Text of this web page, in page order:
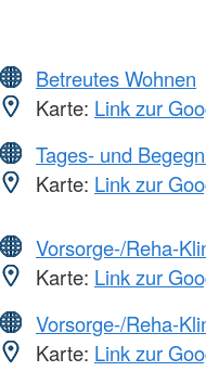
Betreutes Wohnen
Karte: Link zur
Tages- und
Karte: Link zur
Vorsorge-/Reha-
Karte: Link zur
Vorsorge-/Reha-
Karte: Link zur